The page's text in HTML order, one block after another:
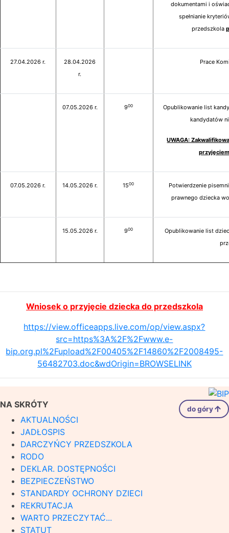
dokumentami i
spełnianie
przedszkola
27.04.2026 r.
28.04.2026
r.
Prace
07.05.2026 r. 900
Opublikowanie list
kandydatów
UWAGA:
07.05.2026 r. 14.05.2026 r. 1500
Potwierdzenie
prawnego dziecka
15.05.2026 r. 900
Opublikowanie list
Wniosek o przyjęcie dziecka do przedszkola
https://view.officeapps.live.com/op/view.aspx?
src=https%3A%2F%2Fwww.e-
bip.org.pl%2Fupload%2F00405%2F14860%2F2008495-
56482703.doc&wdOrigin=BROWSELINK
NA SKRÓTY do góry
AKTUALNOŚCI
JADŁOSPIS
DARCZYŃCY PRZEDSZKOLA
RODO
DEKLAR. DOSTĘPNOŚCI
BEZPIECZEŃSTWO
STANDARDY OCHRONY DZIECI
REKRUTACJA
WARTO PRZECZYTAĆ...
STATUT